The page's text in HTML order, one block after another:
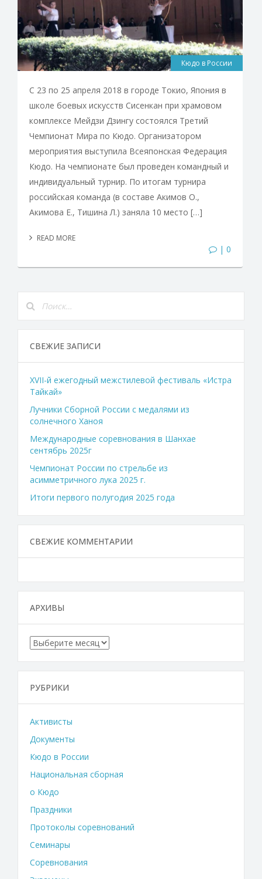
Кюдо в России
С 23 по 25 апреля 2018 в городе Токио, Япония в
школе боевых искусств Сисенкан при храмовом
комплексе Мейдзи Дзингу состоялся Третий
Чемпионат Мира по Кюдо. Организатором
мероприятия выступила Всеяпонская Федерация
Кюдо. На чемпионате был проведен командный и
индивидуальный турнир. По итогам турнира
российская команда (в составе Акимов О.,
Акимова Е., Тишина Л.) заняла 10 место […]
READ MORE
| 0
СВЕЖИЕ ЗАПИСИ
XVII-й ежегодный межстилевой фестиваль «Истра
Тайкай»
Лучники Сборной России с медалями из
солнечного Ханоя
Международные соревнования в Шанхае
сентябрь 2025г
Чемпионат России по стрельбе из
асимметричного лука 2025 г.
Итоги первого полугодия 2025 года
СВЕЖИЕ КОММЕНТАРИИ
АРХИВЫ
Архивы
РУБРИКИ
Активисты
Документы
Кюдо в России
Национальная сборная
о Кюдо
Праздники
Протоколы соревнований
Семинары
Соревнования